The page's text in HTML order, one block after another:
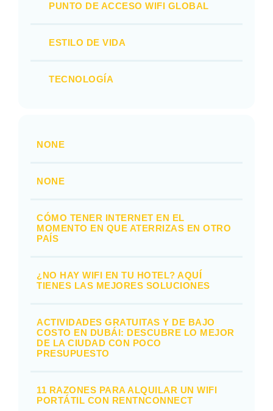
PUNTO DE ACCESO WIFI GLOBAL
ESTILO DE VIDA
TECNOLOGÍA
NONE
NONE
CÓMO TENER INTERNET EN EL
MOMENTO EN QUE ATERRIZAS EN OTRO
PAÍS
¿NO HAY WIFI EN TU HOTEL? AQUÍ
TIENES LAS MEJORES SOLUCIONES
ACTIVIDADES GRATUITAS Y DE BAJO
COSTO EN DUBÁI: DESCUBRE LO MEJOR
DE LA CIUDAD CON POCO
PRESUPUESTO
11 RAZONES PARA ALQUILAR UN WIFI
PORTÁTIL CON RENTNCONNECT